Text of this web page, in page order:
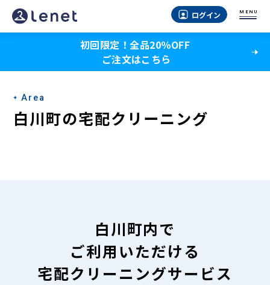
白
川
の
宅
配
ログイン MENU
初回限定！全品20％OFF
ご注文はこちら
Area
白川町の宅配クリーニング
白川町内で
ご利用いただける
宅配クリーニングサービス